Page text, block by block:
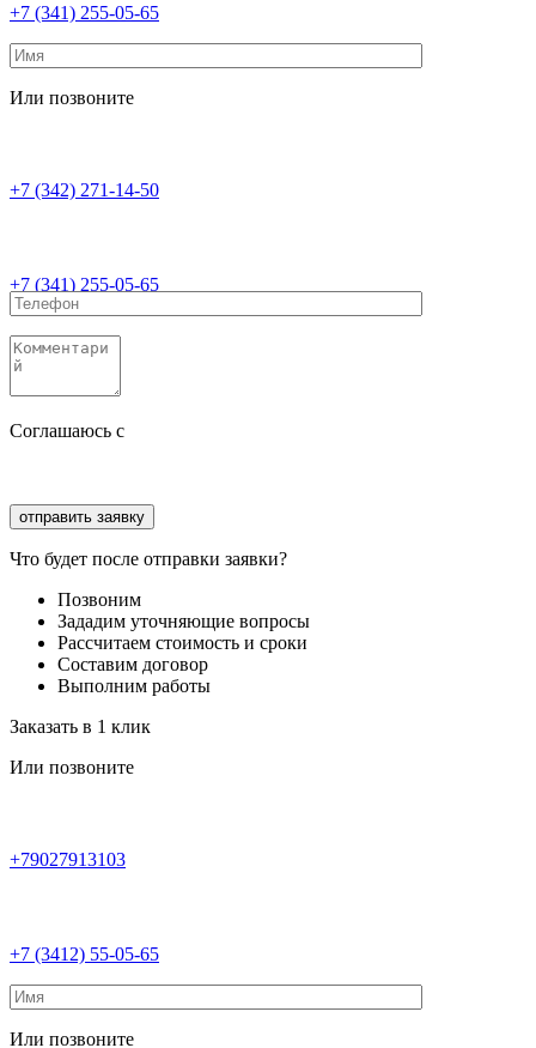
+7 (341) 255-05-65
Или позвоните
+7 (342) 271-14-50
+7 (341) 255-05-65
Соглашаюсь с
Что будет после отправки заявки?
Позвоним
Зададим уточняющие вопросы
Рассчитаем стоимость и сроки
Составим договор
Выполним работы
Заказать в 1 клик
Или позвоните
+79027913103
+7 (3412) 55-05-65
Или позвоните